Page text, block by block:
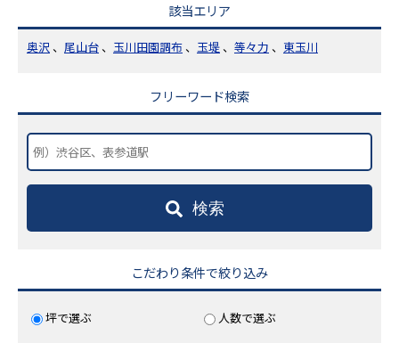
該当エリア
奥沢 、 尾山台 、 玉川田園調布 、 玉堤 、 等々力 、 東玉川
フリーワード検索
検索
こだわり条件で絞り込み
坪で選ぶ 人数で選ぶ